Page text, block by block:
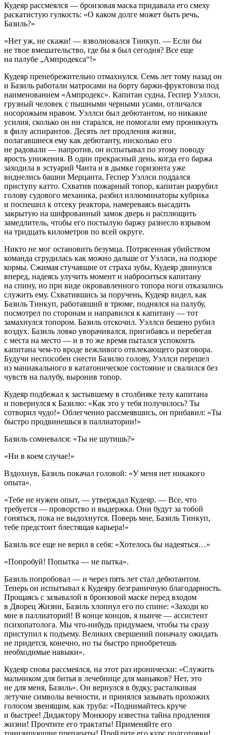
Кудеяр рассмеялся — бронзовая маска придавала его смеху
раскатистую гулкость: «О каком долге может быть речь,
Базиль?»
«Нет уж, не скажи! — взволновался Тинкуп. — Если бы
не твое вмешательство, где бы я был сегодня? Все еще
на палубе „Ампродекса“!»
Кудеяр пренебрежительно отмахнулся. Семь лет тому назад он
и Базиль работали матросами на борту баржи-фрук­то­воза под
наименованием «Ампродекс». Капитан судна, Геспер Уэллси,
грузный человек с пышными черными усами, отличался
носорожьим нравом. Уэллси был дебютантом, но никакие
усилия, сколько он ни старался, не помогали ему проникнуть
в филу аспирантов. Десять лет продления жизни,
полагавшиеся ему как дебютанту, нисколько его
не радовали — напротив, он испытывал по этому поводу
ярость унижения. В один прекрасный день, когда его баржа
заходила в эстуарий Чанта и в дымке горизонта уже
виднелись башни Мерцанта, Геспер Уэллси поддался
приступу катто. Схватив пожарный топор, капитан разрубил
голову судового механика, разбил иллюминаторы кубрика
и поспешил к отсеку реактора, намереваясь высадить
закрытую на шифрованный замок дверь и расплющить
замедлитель, чтобы его постылую баржу разнесло взрывом
на тридцать километров по всей округе.
Никто не мог остановить безумца. Потрясенная убийством
команда сгрудилась как можно дальше от Уэллси, на подзоре
кормы. Сжимая стучавшие от страха зубы, Кудеяр двинулся
вперед, надеясь улучить момент и наброситься капитану
на спину, но при виде окровавленного топора ноги отказались
служить ему. Схватившись за поручень, Кудеяр видел, как
Базиль Тинкуп, работавший в трюме, поднялся на палубу,
посмотрел по сторонам и направился к капитану — тот
замахнулся топором. Базиль отскочил. Уэллси бешено рубил
воздух. Базиль ловко уворачивался, пригибаясь и перебегая
с места на место — и в то же время пытался успокоить
капитана чем-то вроде вежливого отвлекающего разговора.
Будучи неспособен снести Базилю голову, Уэллси перешел
из маниакального в кататоническое состояние и свалился без
чувств на палубу, выронив топор.
Кудеяр подбежал к застывшему в столбняке телу капитана
и повернулся к Базилю: «Как это у тебя получилось? Ты
сотворил чудо!» Облегченно рассмеявшись, он прибавил: «Ты
быстро продвинешься в паллиатории!»
Базиль сомневался: «Ты не шутишь?»
«Ни в коем случае!»
Вздохнув, Базиль покачал головой: «У меня нет никакого
опыта».
«Тебе не нужен опыт, — утверждал Кудеяр. — Все, что
требуется — проворство и выдержка. Они будут за тобой
гоняться, пока не выдохнутся. Поверь мне, Базиль Тинкуп,
тебе предстоит блестящая карьера!»
Базиль все еще не верил в себя: «Хотелось бы надеяться…»
«Попробуй! Попытка — не пытка».
Базиль попробовал — и через пять лет стал дебютантом.
Теперь он испытывал к Кудеяру безграничную благодарность.
Прощаясь с зазывалой в бронзовой маске перед входом
в Дворец Жизни, Базиль хлопнул его по спине: «Заходи ко
мне в паллиаторий! В конце концов, я нынче — ассистент
психопатолога. Мы что-нибудь придумаем, чтобы ты сразу
приступил к подъему. Великих свершений поначалу ожидать
не придется, конечно, но ты быстро приобретешь
необходимые навыки».
Кудеяр снова рассмеялся, на этот раз иронически: «Служить
мальчиком для битья в лечебнице для маньяков? Нет, это
не для меня, Базиль». Он вернулся в будку, расталкивая
летучие символы вечности, и принялся зазывать прохожих
голосом звенящим, как труба: «Поднимайтесь круче
и быстрее! Дидактору Монкюру известна тайна продления
жизни! Прочтите его трактаты! Применяйте его
тонизирующие препараты! Пройдите его курс подготовки!